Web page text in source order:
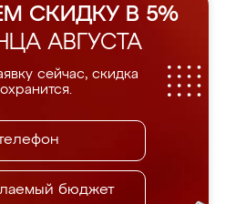
СКИДКУ В 5%
АВГУСТА
сейчас, скидка
бюджет